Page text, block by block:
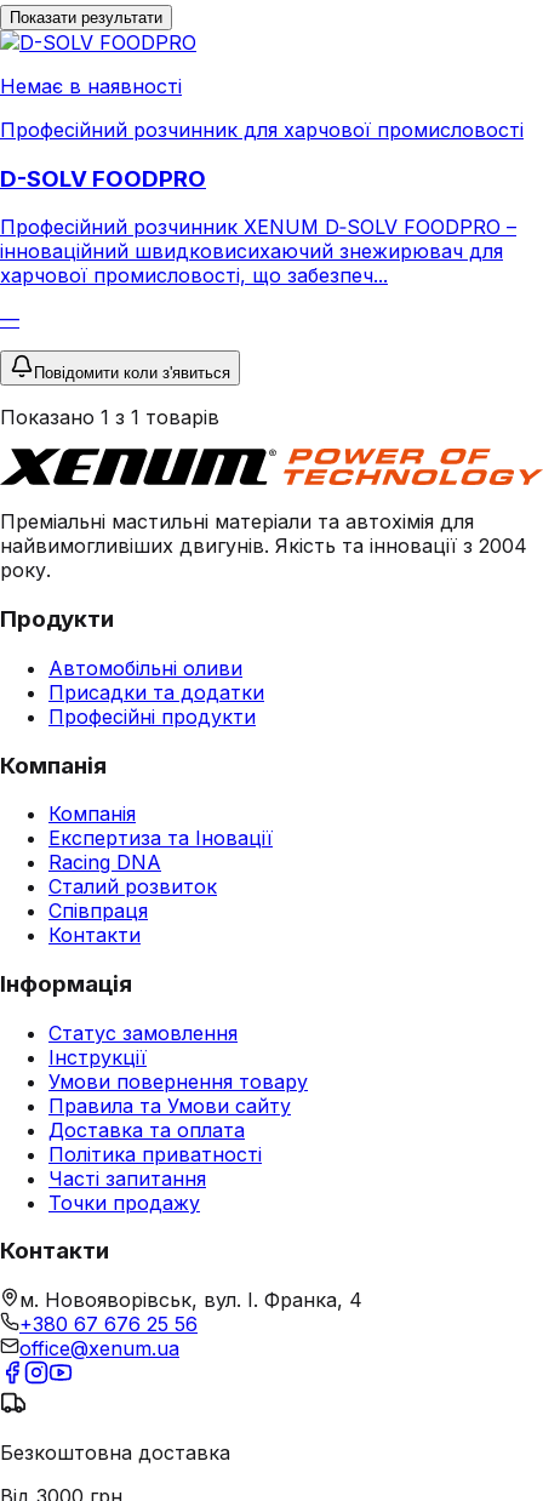
Показати результати
Немає в наявності
Професійний розчинник для харчової промисловості
D-SOLV FOODPRO
Професійний розчинник XENUM D‑SOLV FOODPRO –
інноваційний швидковисихаючий знежирювач для
харчової промисловості, що забезпеч...
—
Повідомити коли з'явиться
Показано 1 з 1 товарів
Преміальні мастильні матеріали та автохімія для
найвимогливіших двигунів. Якість та інновації з 2004
року.
Продукти
Автомобільні оливи
Присадки та додатки
Професійні продукти
Компанія
Компанія
Експертиза та Іновації
Racing DNA
Сталий розвиток
Співпраця
Контакти
Інформація
Статус замовлення
Інструкції
Умови повернення товару
Правила та Умови сайту
Доставка та оплата
Політика приватності
Часті запитання
Точки продажу
Контакти
м. Новояворівськ, вул. І. Франка, 4
+380 67 676 25 56
office@xenum.ua
Безкоштовна доставка